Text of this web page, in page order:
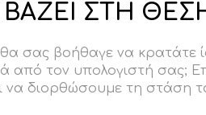
ΣΤΗ
σας βοήθαγε να κρατάτε
τον υπολογιστή σας;
να διορθώσουμε τη στάση